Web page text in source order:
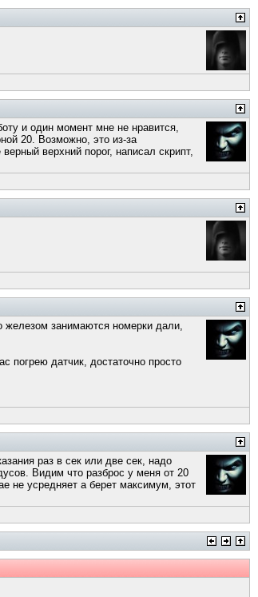
и один момент мне не нравится,
20. Возможно, это из-за
верхний порог, написал скрипт,
железом занимаются номерки дали,
погрею датчик, достаточно просто
раз в сек или две сек, надо
Видим что разброс у меня от 20
не усредняет а берет максимум, этот